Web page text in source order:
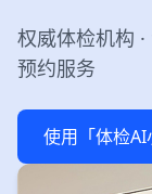
权威体检机构
预约服务
使用「体检